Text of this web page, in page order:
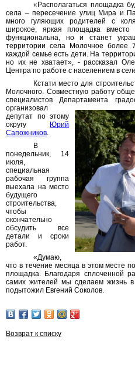
«Располагаться площадка
села – пересечение улиц Мира и
много гуляющих родителей с
широкое, яркая площадка вместо
функциональна, но и станет
территории села Молочное более
каждой семье есть дети. На
но их не хватает», - рассказал
Центра по работе с населением в
Кстати место для
Молочного. Совместную работу
специалистов Департамента
организовал
депутат по этому
округу
Юрий
Сапожников.
В
понедельник, 14
июля,
специальная
рабочая группа
выехала на место
будущего
строительства,
чтобы
окончательно
обсудить все
детали и сроки
работ.
«Думаю,
что в течение месяца в этом месте
площадка. Благодаря сплоченной
самих жителей мы сделаем жизнь
подытожил Евгений Соколов.
Возврат к списку